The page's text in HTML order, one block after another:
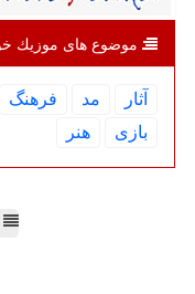
موضوع های موزیك
آثار مد فرهنگ
بازی
هنر